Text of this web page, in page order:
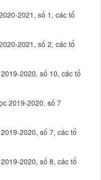
2021, số 1, các tổ
2021, số 2, các tổ
2020, số 10, các tổ
2019-2020, số 7
2020, số 7, các tổ
2020, số 8, các tổ